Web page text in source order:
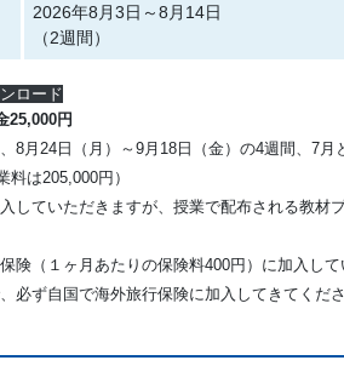
2026年8月3日～8月14日
（2週間）
ロード
25,000円
8月24日（月）～9月18日（金）の4週間、7月
料は205,000円）
していただきますが、授業で配布される教材
険（１ヶ月あたりの保険料400円）に加入し
必ず自国で海外旅行保険に加入してきてくださ